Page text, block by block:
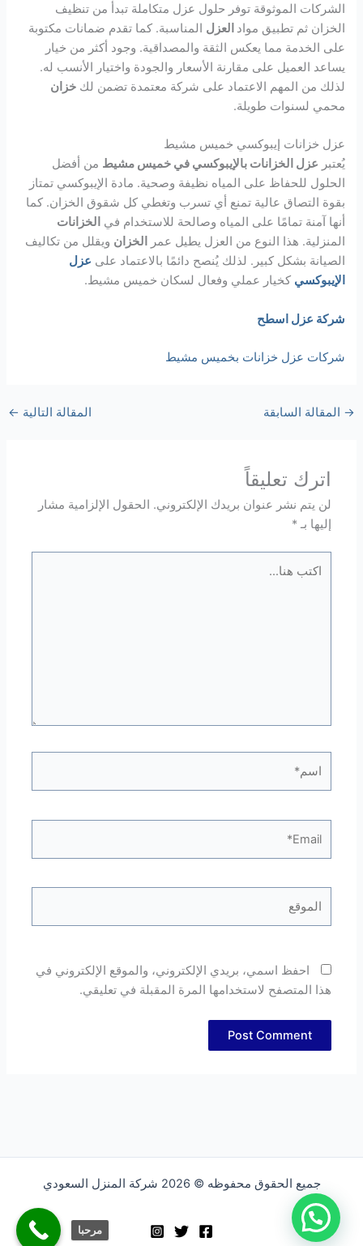
الشركات الموثوقة توفر حلول عزل متكاملة تبدأ من تنظيف
الخزان ثم تطبيق مواد العزل المناسبة. كما تقدم ضمانات مكتوبة
على الخدمة مما يعكس الثقة والمصداقية. وجود أكثر من خيار
يساعد العميل على مقارنة الأسعار والجودة واختيار الأنسب له.
لذلك من المهم الاعتماد على شركة معتمدة تضمن لكخزان
محمي لسنوات طويلة.
عزل خزانات إيبوكسي خميس مشيط
يُعتبر عزل الخزانات بالإيبوكسي في خميس مشيط من أفضل
الحلول للحفاظ على المياه نظيفة وصحية. مادة الإيبوكسي تمتاز
بقوة التصاق عالية تمنع أي تسرب وتغطي كل شقوق الخزان. كما
أنها آمنة تمامًا على المياه وصالحة للاستخدام في الخزانات
المنزلية. هذا النوع من العزل يطيل عمر
الخزان ويقلل من تكاليف
الصيانة بشكل كبير. لذلك يُنصح دائمًا بالاعتماد على عزل
الإيبوكسي كخيار عملي وفعال لسكان خميس مشيط.
شركة عزل اسطح
شركات عزل خزانات بخميس مشيط
→ المقالة السابقة المقالة التالية ←
اترك تعليقاً
لن يتم نشر عنوان بريدك الإلكتروني. الحقول الإلزامية مشار
إليها بـ*
هنا...
احفظ اسمي، بريدي الإلكتروني، والموقع الإلكتروني في
هذا المتصفح لاستخدامها المرة المقبلة في تعليقي.
جميع الحقوق محفوظه © 2026 شركة المنزل السعودي
مرحبا